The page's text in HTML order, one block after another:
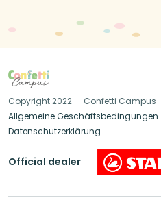
Copyright 2022 — Confetti Campus
Allgemeine Geschäftsbedingungen
Datenschutzerklärung
Official dealer